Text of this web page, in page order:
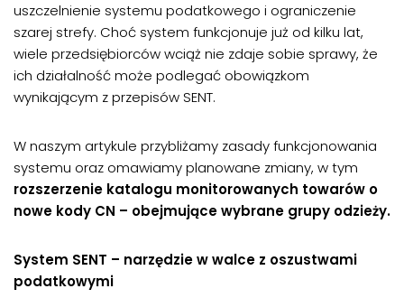
uszczelnienie systemu podatkowego i ograniczenie
szarej strefy. Choć system funkcjonuje już od kilku lat,
wiele przedsiębiorców wciąż nie zdaje sobie sprawy, że
ich działalność może podlegać obowiązkom
wynikającym z przepisów SENT.
W naszym artykule przybliżamy zasady funkcjonowania
systemu oraz omawiamy planowane zmiany, w tym
rozszerzenie katalogu monitorowanych towarów o
nowe kody CN – obejmujące wybrane grupy odzieży.
System SENT – narzędzie w walce z oszustwami
podatkowymi